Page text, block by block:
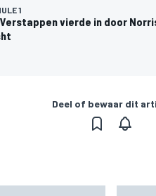
1
Verstappen vierde in door
Deel of bewaar dit